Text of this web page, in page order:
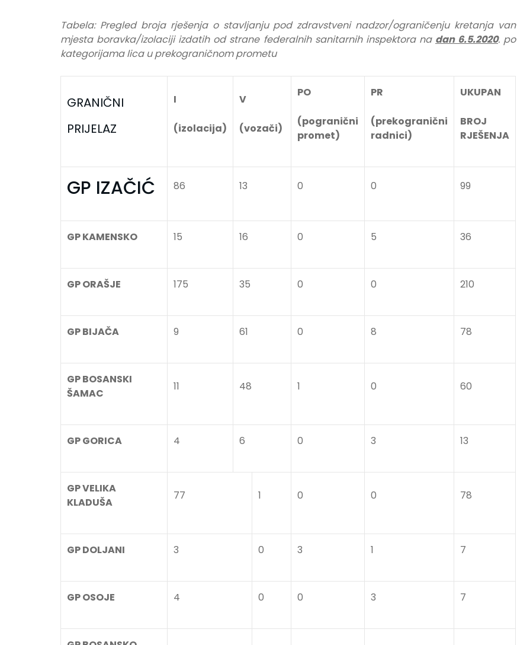
Tabela: Pregled broja rješenja o stavljanju pod zdravstveni nadzor/ograničenju kretanja van
mjesta boravka/izolaciji izdatih od strane federalnih sanitarnih inspektora na dan 6.5.2020. po
kategorijama lica u prekograničnom prometu
GRANIČNI
PRIJELAZ
I
(izolacija)
V
(vozači)
PO
(pogranični
promet)
PR
(prekogranični
radnici)
UKUPAN
BROJ
RJEŠENJA
GP IZAČIĆ 86 13 0 0 99
GP KAMENSKO 15 16 0 5 36
GP ORAŠJE 175 35 0 0 210
GP BIJAČA 9 61 0 8 78
GP BOSANSKI
ŠAMAC
11 48 1 0 60
GP GORICA 4 6 0 3 13
GP VELIKA
KLADUŠA
77 1 0 0 78
GP DOLJANI 3 0 3 1 7
GP OSOJE 4 0 0 3 7